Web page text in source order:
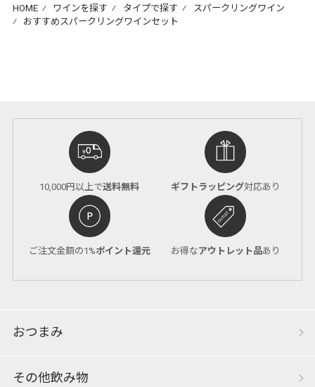
HOME ⁄ ワインを探す ⁄ タイプで探す ⁄ スパークリングワイン
⁄ おすすめスパークリングワインセット
10,000円以上で送料無料 ギフトラッピング対応あり
ご注文金額の1%ポイント還元 お得なアウトレット品あり
おつまみ
その他飲み物